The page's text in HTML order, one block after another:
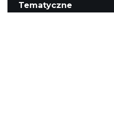
Tematyczne